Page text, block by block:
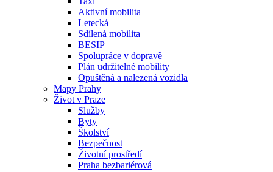
Aktivní mobilita
Letecká
Sdílená mobilita
BESIP
Spolupráce v dopravě
Plán udržitelné mobility
Opuštěná a nalezená vozidla
Mapy Prahy
Život v Praze
Služby
Byty
Školství
Bezpečnost
Životní prostředí
Praha bezbariérová